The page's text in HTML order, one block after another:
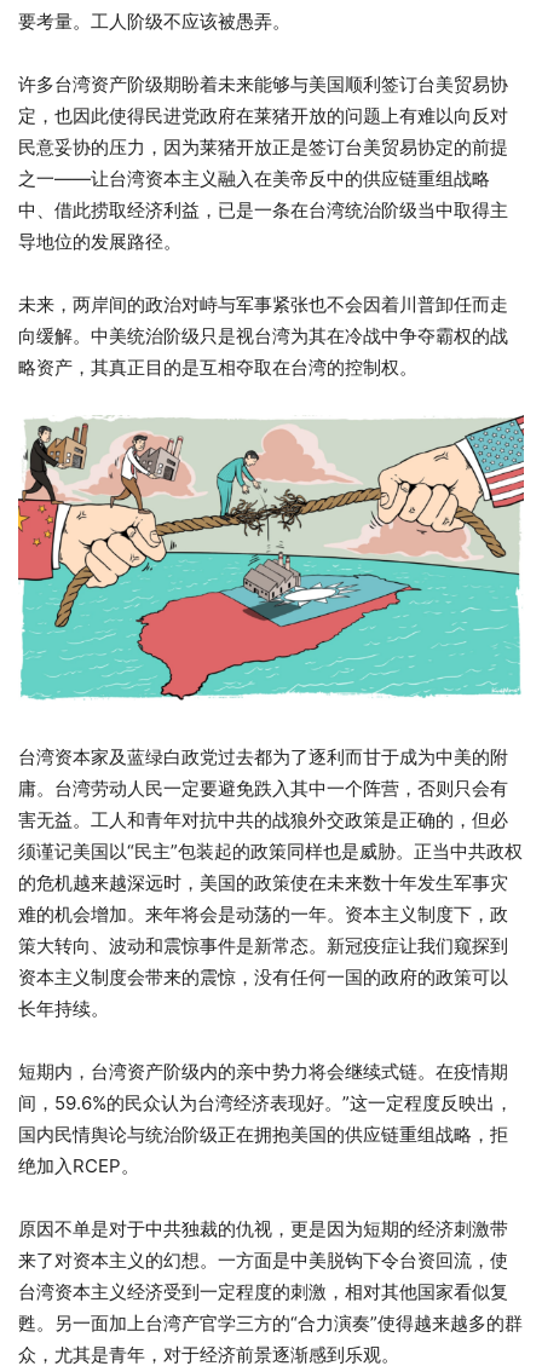
要考量。工人阶级不应该被愚弄。
许多台湾资产阶级期盼着未来能够与美国顺利签订台美贸易协
定，也因此使得民进党政府在莱猪开放的问题上有难以向反对
民意妥协的压力，因为莱猪开放正是签订台美贸易协定的前提
之一——让台湾资本主义融入在美帝反中的供应链重组战略
中、借此捞取经济利益，已是一条在台湾统治阶级当中取得主
导地位的发展路径。
未来，两岸间的政治对峙与军事紧张也不会因着川普卸任而走
向缓解。中美统治阶级只是视台湾为其在冷战中争夺霸权的战
略资产，其真正目的是互相夺取在台湾的控制权。
台湾资本家及蓝绿白政党过去都为了逐利而甘于成为中美的附
庸。台湾劳动人民一定要避免跌入其中一个阵营，否则只会有
害无益。工人和青年对抗中共的战狼外交政策是正确的，但必
须谨记美国以“民主”包装起的政策同样也是威胁。正当中共政权
的危机越来越深远时，美国的政策使在未来数十年发生军事灾
难的机会增加。来年将会是动荡的一年。资本主义制度下，政
策大转向、波动和震惊事件是新常态。新冠疫症让我们窥探到
资本主义制度会带来的震惊，没有任何一国的政府的政策可以
长年持续。
短期内，台湾资产阶级内的亲中势力将会继续式链。在疫情期
间， 59.6%的民众认为台湾经济表现好。 ”这一定程度反映出，
国内民情舆论与统治阶级正在拥抱美国的供应链重组战略，拒
绝加入RCEP。
原因不单是对于中共独裁的仇视，更是因为短期的经济刺激带
来了对资本主义的幻想。一方面是中美脱钩下令台资回流，使
台湾资本主义经济受到一定程度的刺激，相对其他国家看似复
甦。另一面加上台湾产官学三方的“合力演奏”使得越来越多的群
众，尤其是青年，对于经济前景逐渐感到乐观。